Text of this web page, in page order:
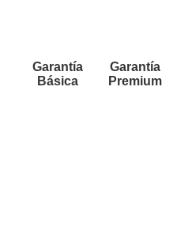
Garantía
Básica
Garantía
Premium